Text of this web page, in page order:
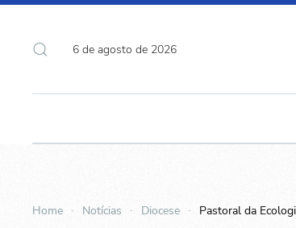
6 de agosto de 2026
Home Notícias Diocese Pastoral da